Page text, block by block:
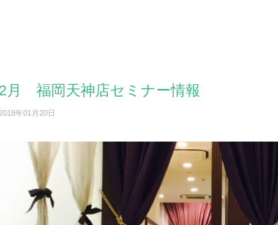
2月 福岡天神店セミナー情報
2018年01月20日